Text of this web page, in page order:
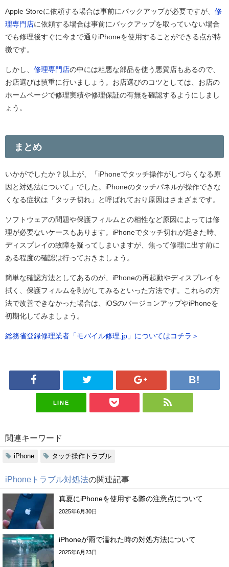
Apple Storeに依頼する場合は事前にバックアップが必要ですが、 修
理専門店に依頼する場合は事前にバックアップを取っていない場合
でも修理後すぐに今まで通りiPhoneを使用することができる点が特
徴です。
しかし、 修理専門店の中には粗悪な部品を使う悪質店もあるので、
お店選びは慎重に行いましょう。お店選びのコツとしては、お店の
ホームページで修理実績や修理保証の有無を確認するようにしまし
ょう。
まとめ
いかがでしたか？以上が、「iPhoneでタッチ操作がしづらくなる原
因と対処法について」でした。iPhoneのタッチパネルが操作できな
くなる症状は「タッチ切れ」と呼ばれており原因はさまざまです。
ソフトウェアの問題や保護フィルムとの相性など原因によっては修
理が必要ないケースもあります。iPhoneでタッチ切れが起きた時、
ディスプレイの故障を疑ってしまいますが、焦って修理に出す前に
ある程度の確認は行っておきましょう。
簡単な確認方法としてあるのが、iPhoneの再起動やディスプレイを
拭く、保護フィルムを剥がしてみるといった方法です。これらの方
法で改善できなかった場合は、iOSのバージョンアップやiPhoneを
初期化してみましょう。
総務省登録修理業者「モバイル修理.jp」についてはコチラ＞
LINE
関連キーワード
iPhone タッチ操作トラブル
iPhoneトラブル対処法の関連記事
真夏にiPhoneを使用する際の注意点について
2025年6月30日
iPhoneが雨で濡れた時の対処方法について
2025年6月23日